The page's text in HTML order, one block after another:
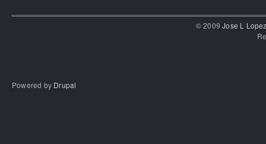
© 2009Jose L
Powered by Drupal